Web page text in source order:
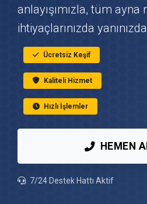
Keles Çatı Ustası
Keles Fayans & Seramik
Keles Prefabrik Ev Yapımı
Keles Ahşap Ev Yapımı
Keles Peyzaj Hizmetleri
Keles Mantolama Ustası
anlayışımızla, tüm ayna
ihtiyaçlarınızda
Ücretsiz Keşif
Kaliteli Hizmet
Hızlı İşlemler
HEMEN
7/24 Destek Hattı Aktif